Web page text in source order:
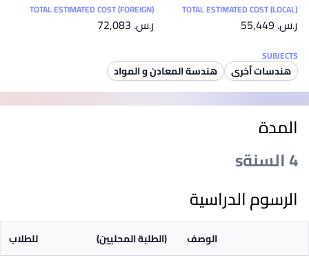
TOTAL ESTIMATED COST (LOCAL)
ر.س.‏ 55,449
TOTAL ESTIMATED COST (FOREIGN)
ر.س.‏ 72,083
SUBJECTS
هندسات أخرى هندسة المعادن و المواد
المدة
4 السنةs
الرسوم الدراسية
الوصف (الطلبة المحليين)
للطلاب